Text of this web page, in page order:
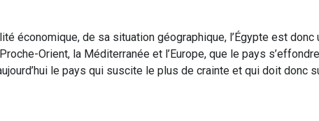
économique, de sa situation géographique, l’Égypte est
Orient, la Méditerranée et l’Europe, que le pays
le pays qui suscite le plus de crainte et qui doit donc